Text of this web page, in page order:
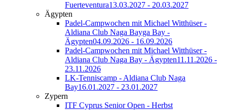
Fuerteventura13.03.2027 - 20.03.2027
Ägypten
Padel-Campwochen mit Michael Witthüser -
Aldiana Club Naga Bayga Bay -
Ägypten04.09.2026 - 16.09.2026
Padel-Campwochen mit Michael Witthüser -
Aldiana Club Naga Bay - Ägypten11.11.2026 -
23.11.2026
LK-Tenniscamp - Aldiana Club Naga
Bay16.01.2027 - 23.01.2027
Zypern
ITF Cyprus Senior Open - Herbst